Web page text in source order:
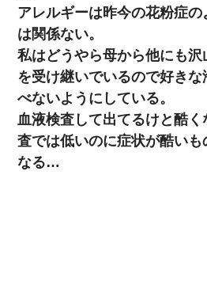
アレルギーは昨今の花粉症
は関係ない。
私はどうやら母から他にも沢
を受け継いでいるので好き
べないようにしている。
血液検査して出てるけと酷
査では低いのに症状が酷い
なる…